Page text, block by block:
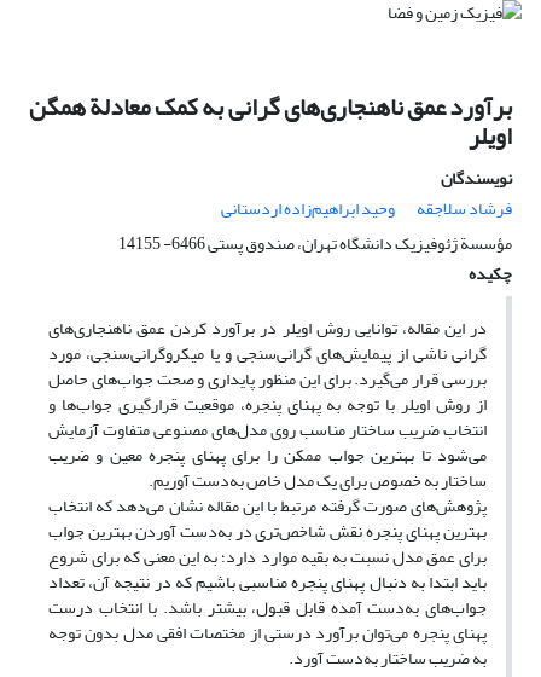
برآورد عمق ناهنجاری‌های گرانی به کمک معادلة همگن
اویلر
نویسندگان
فرشاد سلاجقه
وحید ابراهیم‌زاده اردستانی
مؤسسة ژئوفیزیک دانشگاه تهران، صندوق پستی 6466- 14155
چکیده
در این مقاله، توانایی روش اویلر در برآورد کردن عمق ناهنجاری‌های
گرانی ناشی از پیمایش‌های گرانی‌سنجی و یا میکروگرانی‌سنجی، مورد
بررسی قرار می‌گیرد. برای این منظور پایداری و صحت جواب‌های حاصل
از روش اویلر با توجه به پهنای پنجره، موقعیت قرارگیری جواب‌ها و
انتخاب ضریب ساختار مناسب روی مدل‌های مصنوعی متفاوت آزمایش
می‌شود تا بهترین جواب ممکن را برای پهنای پنجره معین و ضریب
ساختار به خصوص برای یک مدل خاص به‌دست آوریم.
پژوهش‌های صورت گرفته مرتبط با این مقاله نشان می‌دهد که انتخاب
بهترین پهنای پنجره نقش شاخص‌تری در به‌دست آوردن بهترین جواب
برای عمق مدل نسبت به بقیه موارد دارد؛ به این معنی که برای شروع
باید ابتدا به دنبال پهنای پنجره مناسبی باشیم که در نتیجه آن، تعداد
جواب‌های به‌دست آمده قابل قبول، بیشتر باشد. با انتخاب درست
پهنای پنجره می‌توان برآورد درستی از مختصات افقی مدل بدون توجه
به ضریب ساختار به‌دست آورد.